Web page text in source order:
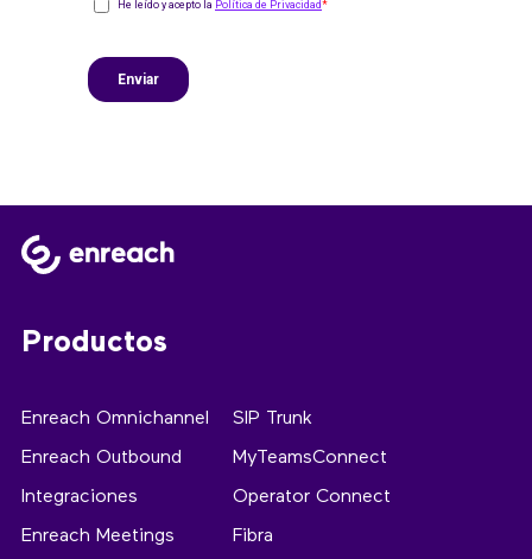
Productos
Enreach Omnichannel
Enreach Outbound
Integraciones
Enreach Meetings
SIP Trunk
MyTeamsConnect
Operator Connect
Fibra